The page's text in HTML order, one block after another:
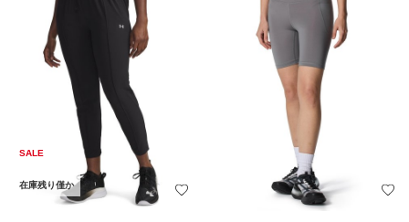
SALE
在庫残り僅か